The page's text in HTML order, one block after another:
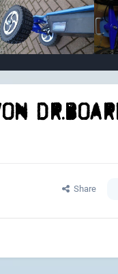
Share